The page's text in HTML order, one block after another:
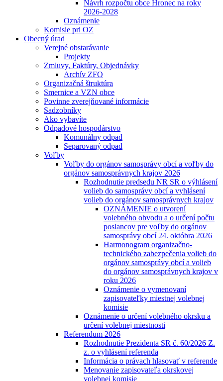
Návrh rozpočtu obce Hronec na roky
2026-2028
Oznámenie
Komisie pri OZ
Obecný úrad
Verejné obstarávanie
Projekty
Zmluvy, Faktúry, Objednávky
Archív ZFO
Organizačná štruktúra
Smernice a VZN obce
Povinne zverejňované informácie
Sadzobníky
Ako vybavíte
Odpadové hospodárstvo
Komunálny odpad
Separovaný odpad
Voľby
Voľby do orgánov samosprávy obcí a voľby do
orgánov samosprávnych krajov 2026
Rozhodnutie predsedu NR SR o výhlásení
volieb do samosprávy obcí a vyhlásení
volieb do orgánov samosprávnych krajov
OZNÁMENIE o utvorení
volebného obvodu a o určení počtu
poslancov pre voľby do orgánov
samosprávy obcí 24. októbra 2026
Harmonogram organizačno-
technického zabezpečenia volieb do
orgánov samosprávy obcí a volieb
do orgánov samosprávnych krajov v
roku 2026
Oznámenie o vymenovaní
zapisovateľky miestnej volebnej
komisie
Oznámenie o určení volebného okrsku a
určení volebnej miestnosti
Referendum 2026
Rozhodnutie Prezidenta SR č. 60/2026 Z.
z. o vyhlásení referenda
Informácia o právach hlasovať v referende
Menovanie zapisovateľa okrskovej
volebnej komisie